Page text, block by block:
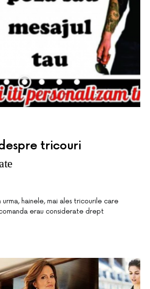
tricouri
urma, hainele, mai ales tricourile care
erau considerate drept